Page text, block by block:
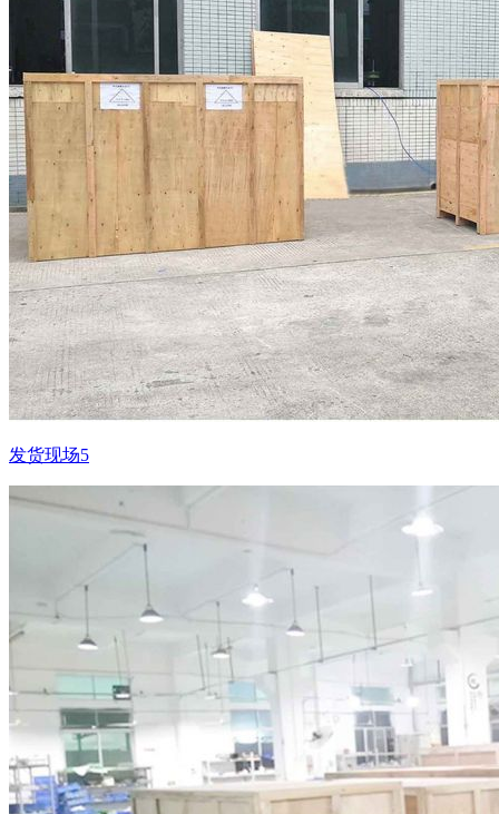
发货现场5